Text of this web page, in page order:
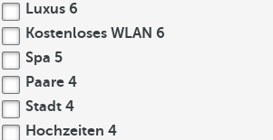
Luxus 6
Kostenloses WLAN 6
Spa 5
Paare 4
Stadt 4
Hochzeiten 4